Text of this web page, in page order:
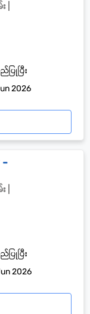
|
ြုပြီး
2026
-
|
ြုပြီး
2026